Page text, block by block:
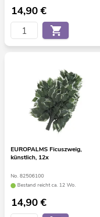
14,90€
EUROPALMS Ficuszweig,
künstlich, 12x
No. 82506100
Bestand reicht ca. 12 Wo.
14,90€